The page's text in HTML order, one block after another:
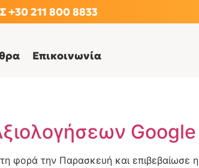
211 800 8833
Επικοινωνία
Google
φορά την Παρασκευή και επιβεβαίωσε η